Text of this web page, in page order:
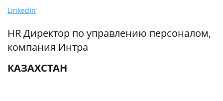
LinkedIn
HR Директор по управлению персоналом,
компания Интра
КАЗАХСТАН